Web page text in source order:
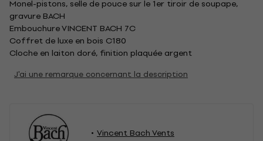
Monel-pistons, selle de pouce sur le 1er tiroir de soupape,
gravure BACH
Embouchure VINCENT BACH 7C
Coffret de luxe en bois C180
Cloche en laiton doré, finition plaquée argent
J'ai une remarque concernant la description
Vincent Bach Vents